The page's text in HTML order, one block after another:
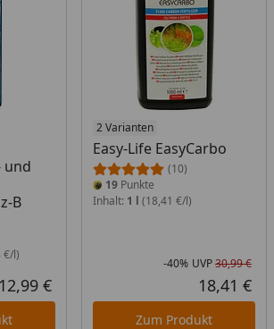
und
B
€/l)
Aktueller Preis
12,99 €
2 Varianten
Easy-Life EasyCarbo
(10)
19Punkte
Inhalt: 1 l (18,41 €/l)
-40% UVP30,99 €
18,41 €
Zum Produkt